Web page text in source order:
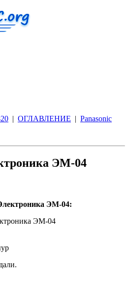
| ОГЛАВЛЕНИЕ | Panasonic
ЭМ-04
ЭМ-04:
ЭМ-04